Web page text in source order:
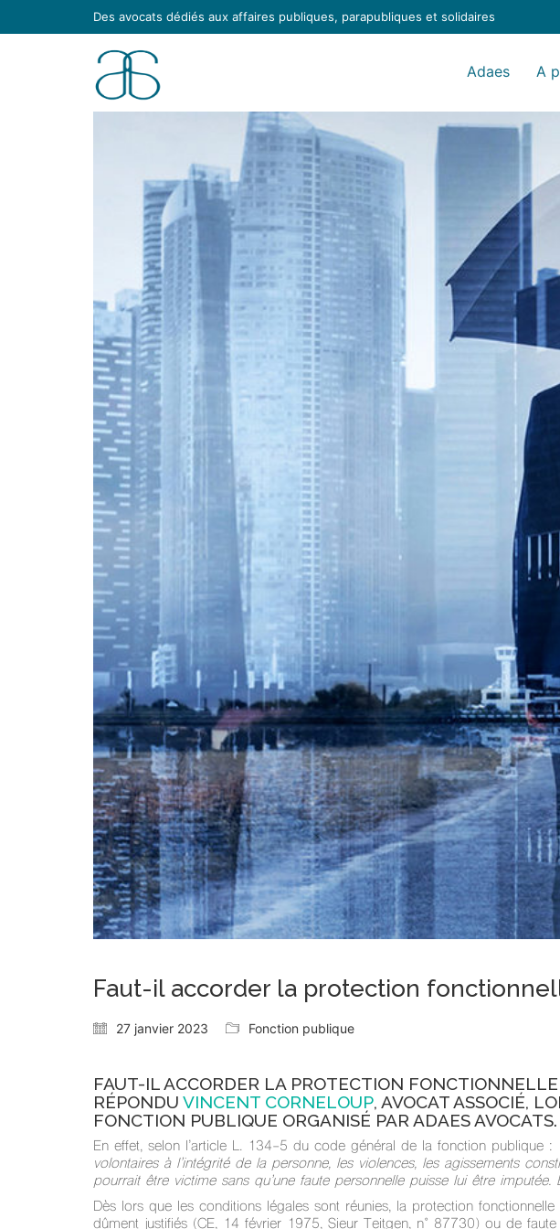
Des avocats dédiés aux affaires publiques, parapubliques et solidaires
Adaes A
Faut-il accorder la protection
27 janvier 2023 Fonction publique
FAUT-IL ACCORDER LA PROTECTION
RÉPONDU VINCENT CORNELOUP, AVOCAT ASSOCIÉ,
FONCTION PUBLIQUE ORGANISÉ PAR ADAES AVOCATS.
En effet, selon l’article L. 134-5 du code général de la fonction publique :
volontaires à l’intégrité de la personne, les violences, les agissements
pourrait être victime sans qu’une faute personnelle puisse lui être
Dès lors que les conditions légales sont réunies, la protection
dûment justifiés (CE, 14 février 1975, Sieur Teitgen, n° 87730) ou de